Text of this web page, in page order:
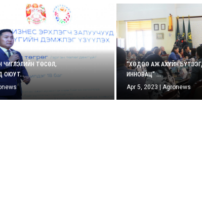
ТӨСӨЛ,
ОЮУТ...
“ХӨДӨӨ АЖ АХУЙН
ИННОВАЦ” ...
Apr 5, 2023 | Agronews